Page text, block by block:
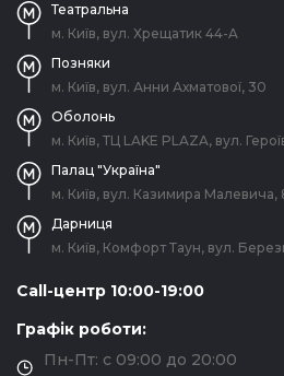
Театральна
м. Київ, вул. Хрещатик 44-A
Позняки
м. Київ, вул. Анни Ахматової, 30
Оболонь
м. Київ, ТЦ LAKE PLAZA, вул.
Палац "Україна"
м. Київ, вул. Казимира Малевича,
Дарниця
м. Київ, Комфорт Таун, вул.
Call-центр 10:00-19:00
Графік роботи:
Пн-Пт: с 09:00 до 20:00